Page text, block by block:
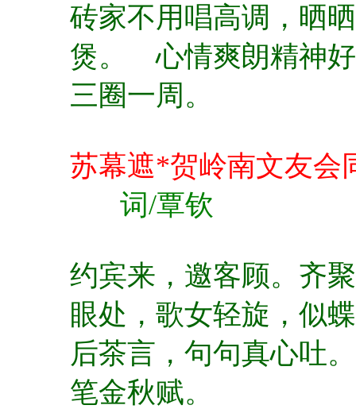
砖家不用唱高调， 晒
煲。心情爽朗精神
三圈一周。
苏幕遮*贺岭南文友会
词/覃钦
约宾来，邀客顾。 齐
眼处， 歌女轻旋，似
后茶言，句句真心吐。
笔金秋赋。